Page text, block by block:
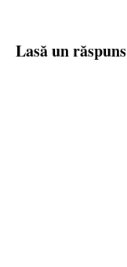
Lasă un răspuns